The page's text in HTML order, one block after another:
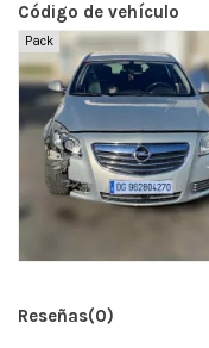
Código de vehículo
Pack
Reseñas(0)